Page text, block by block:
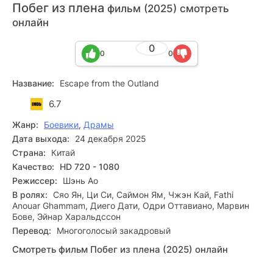
Побег из плена фильм (2025) смотреть
онлайн
0
0 0
Название: Escape from the Outland
6.7
Жанр: Боевики, Драмы
Дата выхода:
24 декабря 2025
Страна:
Китай
Качество:
HD 720 - 1080
Режиссер:
Шэнь Ао
В ролях: Сяо Ян, Ци Си, Саймон Ям, Чжэн Кай, Fathi
Anouar Ghammam, Диего Дати, Одри Оттавиано, Марвин
Бове, Эйнар Харальдссон
Перевод:
Многоголосый закадровый
Смотреть фильм Побег из плена (2025) онлайн